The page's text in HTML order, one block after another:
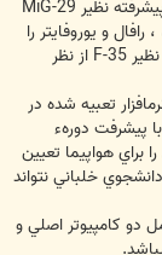
هواپيما را قادر مي‏سازد شرائط پروازي مشابه جنگنده‏هاي پيشرفته نظير MiG-29
، Su-27 ، Su-30 ، F-15 ، F-16 ، F-18 ، Mirage2000 ، رافال و يوروفايتر را
تجربه كند، ضمن اينكه در مقابل جنگنده‏هاي نسل جديد نظير F-35 از نظر
تعبيه شده در
پيشرفت دورهء
هواپيما تعيين
خلباني نتواند
دو كامپيوتر اصلي و